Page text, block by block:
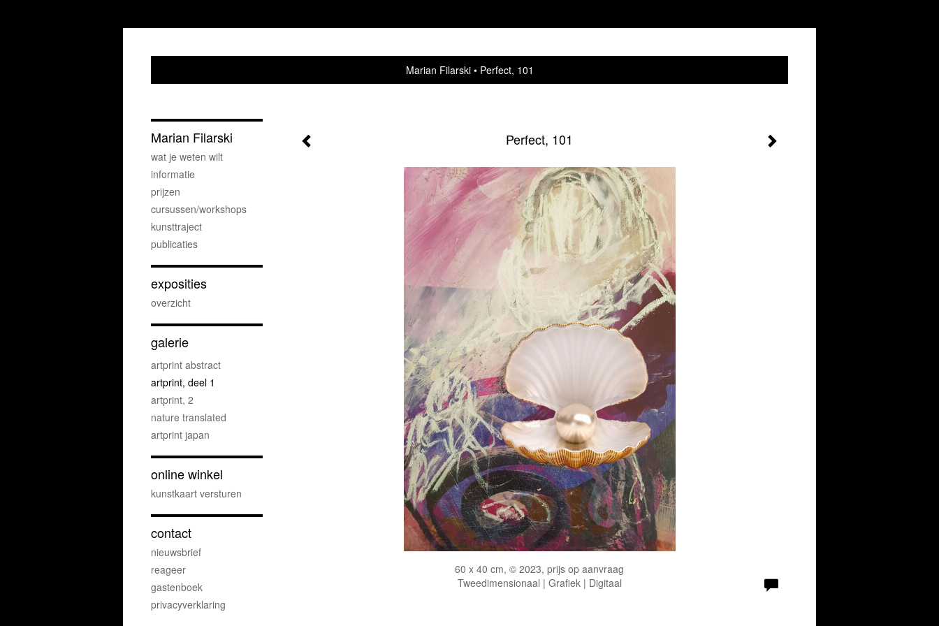
Marian Filarski Perfect, 101
Perfect, 101
60 x 40 cm, © 2023, prijs op aanvraag
Tweedimensionaal | Grafiek | Digitaal
Marian Filarski
wat je weten wilt
informatie
prijzen
cursussen/workshops
kunsttraject
publicaties
exposities
overzicht
galerie
artprint abstract
artprint, deel 1
artprint, 2
nature translated
artprint japan
online winkel
kunstkaart versturen
contact
nieuwsbrief
reageer
gastenboek
privacyverklaring